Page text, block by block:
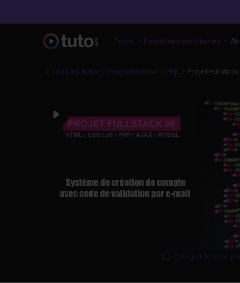
Tutos Formations certifiantes
Tous les tutos Programmation Php Projet
Play
Enregistrer pour